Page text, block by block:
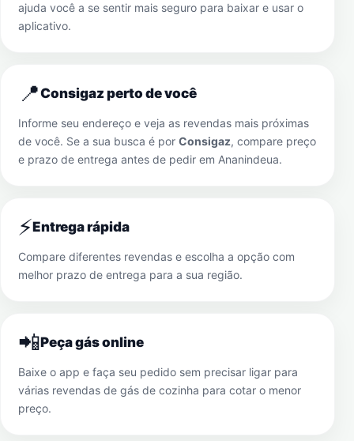
ajuda você a se sentir mais seguro para baixar e usar o
aplicativo.
📍Consigaz perto de você
Informe seu endereço e veja as revendas mais próximas
de você. Se a sua busca é por Consigaz, compare preço
e prazo de entrega antes de pedir em Ananindeua.
⚡Entrega rápida
Compare diferentes revendas e escolha a opção com
melhor prazo de entrega para a sua região.
📲Peça gás online
Baixe o app e faça seu pedido sem precisar ligar para
várias revendas de gás de cozinha para cotar o menor
preço.